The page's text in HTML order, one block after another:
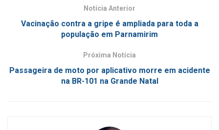
Notícia Anterior
Vacinação contra a gripe é ampliada para toda a
população em Parnamirim
Próxima Notícia
Passageira de moto por aplicativo morre em acidente
na BR-101 na Grande Natal